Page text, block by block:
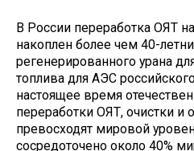
В России переработка ОЯТ
накоплен более чем 40-
регенерированного урана
топлива для АЭС
настоящее время
переработки ОЯТ, очистки и
превосходят мировой
сосредоточено около 40%